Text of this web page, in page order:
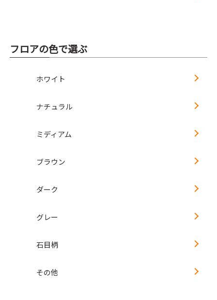
フロアの色で選ぶ
ホワイト
ナチュラル
ミディアム
ブラウン
ダーク
グレー
石目柄
その他